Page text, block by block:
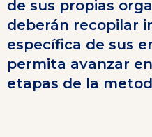
de sus propias
deberán recopilar
específica de sus
permita avanzar
etapas de la